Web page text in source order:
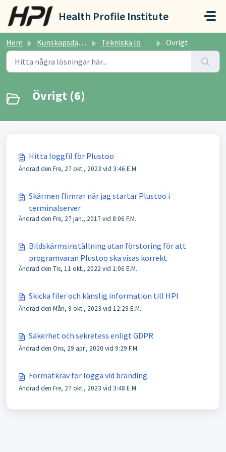
Hoppa över till huvudinnehåll
Health Profile Institute
Hem Kunskapsdatabas Tekniska lösningar Övrigt
Övrigt (6)
Hitta loggfil för Plustoo
Ändrad den Fre, 27 okt., 2023 vid 3:46 E.M.
Skärmen flimrar när jag startar Plustoo i
terminalserver
Ändrad den Fre, 27 jan., 2017 vid 8:06 F.M.
Bildskärmsinställning utan förstoring för att
programvaran Plustoo ska visas korrekt
Ändrad den Tis, 11 okt., 2022 vid 1:06 E.M.
Skicka filer och känslig information till HPI
Ändrad den Mån, 9 okt., 2023 vid 12:29 E.M.
Säkerhet och sekretess enligt GDPR
Ändrad den Ons, 29 apr., 2020 vid 9:29 F.M.
Formatkrav för logga vid branding
Ändrad den Fre, 27 okt., 2023 vid 3:48 E.M.